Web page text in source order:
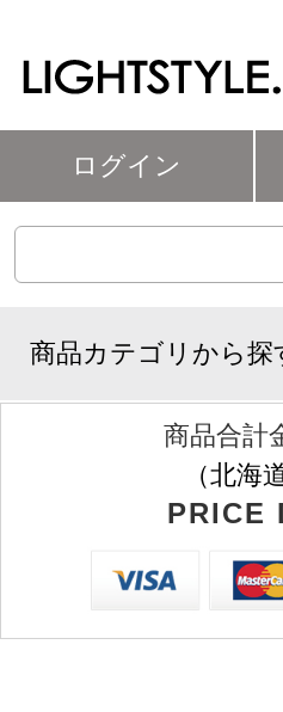
ログイン
商品カテゴリから探
商品合計
（北海
PRICE